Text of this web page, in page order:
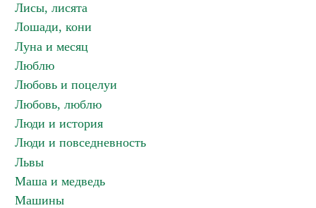
Лисы, лисята
Лошади, кони
Луна и месяц
Люблю
Любовь и поцелуи
Любовь, люблю
Люди и история
Люди и повседневность
Львы
Маша и медведь
Машины